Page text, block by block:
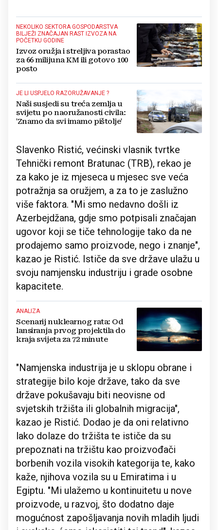
NEKOLIKO SEKTORA GOSPODARSTVA
BILJEŽI ZNAČAJAN RAST IZVOZA NA
POČETKU GODINE
Izvoz oružja i streljiva porastao
za 66 milijuna KM ili gotovo 100
posto
JE LI USPJELO RAZORUŽAVANJE ?
Naši susjedi su treća zemlja u
svijetu po naoružanosti civila:
'Znamo da svi imamo pištolje'
Slavenko Ristić, većinski vlasnik tvrtke
Tehnički remont Bratunac (TRB), rekao je
za kako je iz mjeseca u mjesec sve veća
potražnja sa oružjem, a za to je zaslužno
više faktora. "Mi smo nedavno došli iz
Azerbejdžana, gdje smo potpisali značajan
ugovor koji se tiče tehnologije tako da ne
prodajemo samo proizvode, nego i znanje",
kazao je Ristić. Ističe da sve države ulažu u
svoju namjensku industriju i grade osobne
kapacitete.
ANALIZA
Scenarij nuklearnog rata: Od
lansiranja prvog projektila do
kraja svijeta za 72 minute
"Namjenska industrija je u sklopu obrane i
strategije bilo koje države, tako da sve
države pokušavaju biti neovisne od
svjetskih tržišta ili globalnih migracija",
kazao je Ristić. Dodao je da oni relativno
lako dolaze do tržišta te ističe da su
prepoznati na tržištu kao proizvođači
borbenih vozila visokih kategorija te, kako
kaže, njihova vozila su u Emiratima i u
Egiptu. "Mi ulažemo u kontinuitetu u nove
proizvode, u razvoj, što dodatno daje
mogućnost zapošljavanja novih mladih ljudi